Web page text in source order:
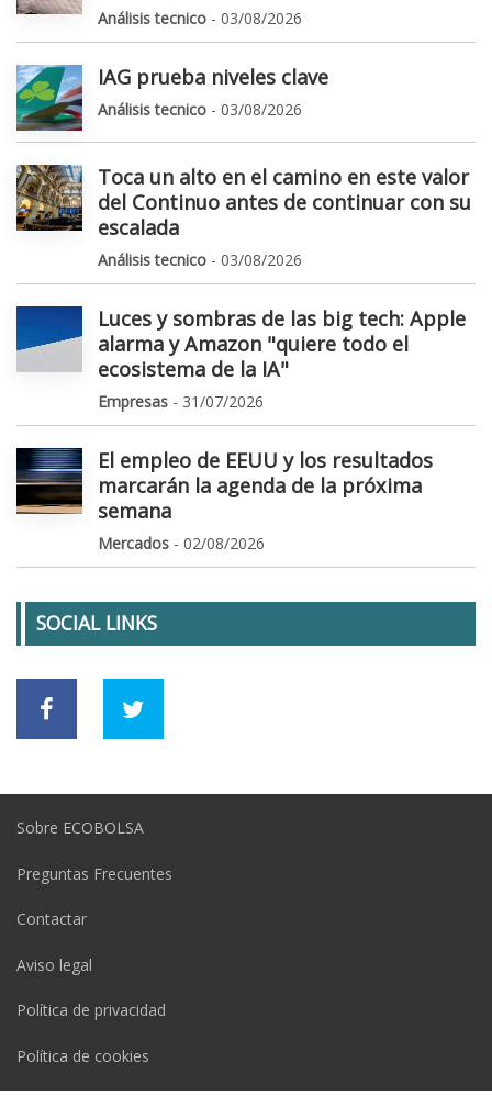
Análisis tecnico - 03/08/2026
IAG prueba niveles clave
Análisis tecnico - 03/08/2026
Toca un alto en el camino en este valor
del Continuo antes de continuar con su
escalada
Análisis tecnico - 03/08/2026
Luces y sombras de las big tech: Apple
alarma y Amazon "quiere todo el
ecosistema de la IA"
Empresas - 31/07/2026
El empleo de EEUU y los resultados
marcarán la agenda de la próxima
semana
Mercados - 02/08/2026
SOCIAL LINKS
Sobre ECOBOLSA
Preguntas Frecuentes
Contactar
Aviso legal
Política de privacidad
Política de cookies